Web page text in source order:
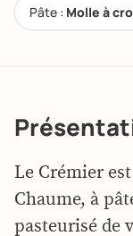
Pâte : Molle à
Le Crémier
Chaume, à
pasteurisé de